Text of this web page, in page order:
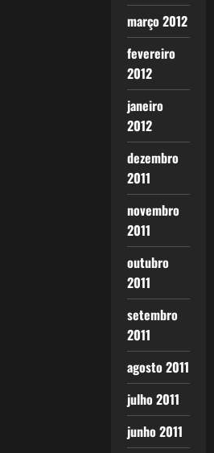
março 2012
fevereiro
2012
janeiro
2012
dezembro
2011
novembro
2011
outubro
2011
setembro
2011
agosto 2011
julho 2011
junho 2011